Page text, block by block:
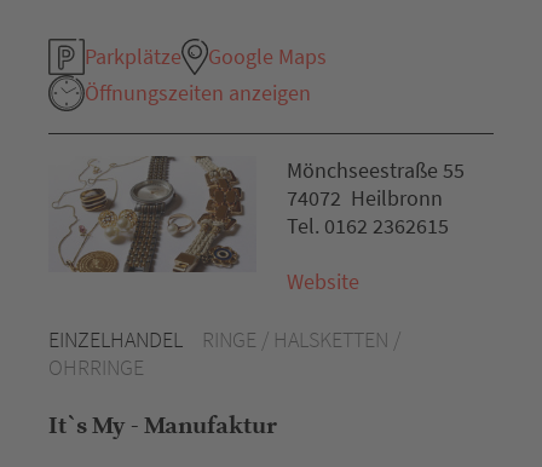
Parkplätze
Google Maps
Öffnungszeiten anzeigen
EINZELHANDEL
RINGE / HALSKETTEN /
OHRRINGE
It`s My - Manufaktur
Mönchseestraße 55
74072 Heilbronn
Tel. 0162 2362615
Website